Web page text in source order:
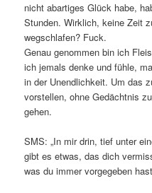
nicht abartiges Glück habe,
Stunden. Wirklich, keine Zeit
wegschlafen? Fuck.
Genau genommen bin ich
ich jemals denke und fühle,
in der Unendlichkeit. Um das
vorstellen, ohne Gedächtnis
gehen.
SMS: „In mir drin, tief unter
gibt es etwas, das dich
was du immer vorgegeben